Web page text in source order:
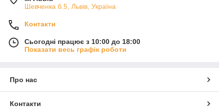
Шевченка б.5, Львів, Україна
Контакти
Сьогодні працює з 10:00 до 18:00
Показати весь графік роботи
Про нас
Контакти